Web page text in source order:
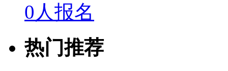
0人报名
热门推荐